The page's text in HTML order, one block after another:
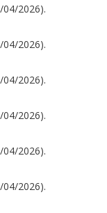
04/2026).
04/2026).
04/2026).
04/2026).
04/2026).
04/2026).